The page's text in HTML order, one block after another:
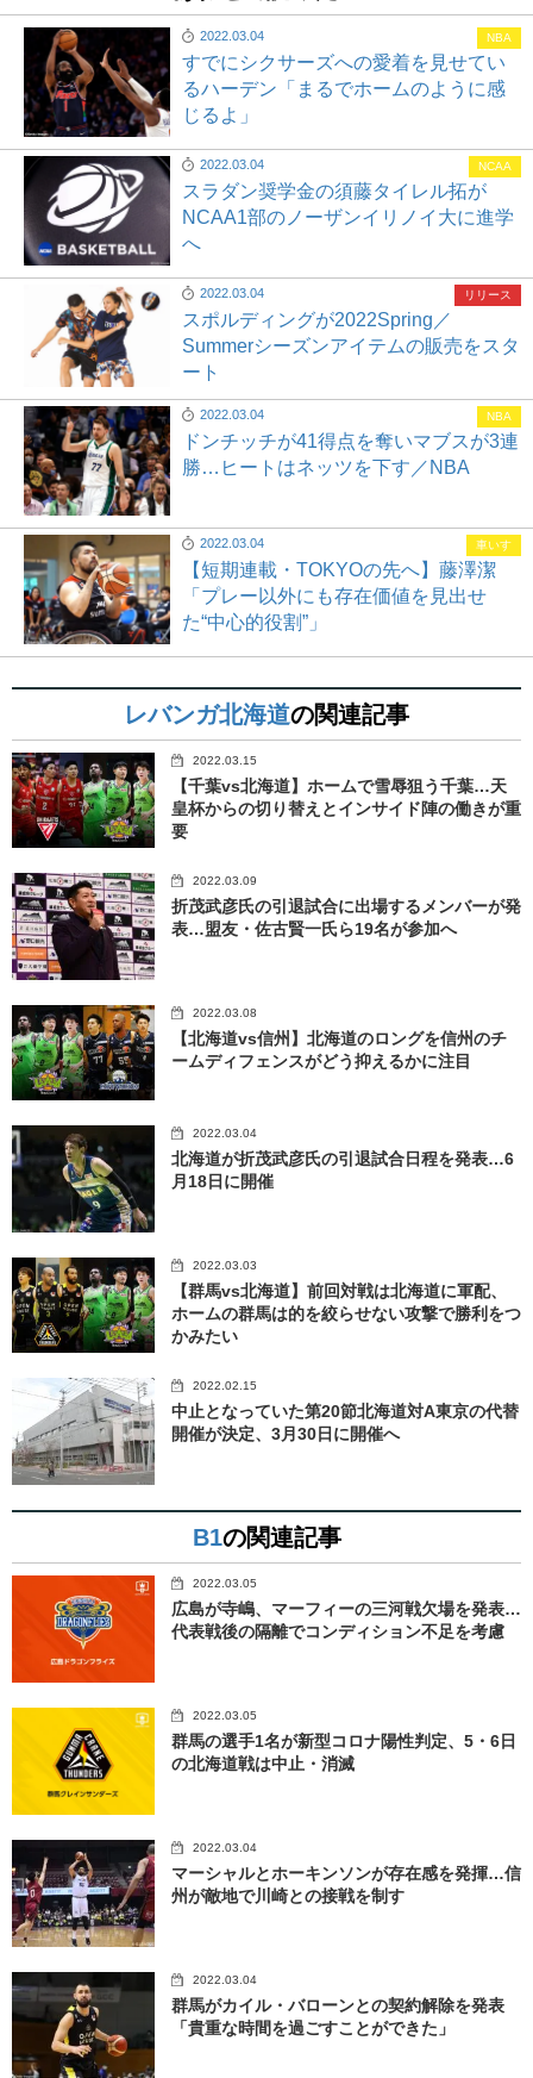
2022.03.04
すでにシクサーズへの愛着を見せてい
るハーデン「まるでホームのように感
じるよ」
NBA
2022.03.04
スラダン奨学金の須藤タイレル拓が
NCAA1部のノーザンイリノイ大に進学
へ
NCAA
2022.03.04
スポルディングが2022Spring／
Summerシーズンアイテムの販売をスタ
ート
リリース
2022.03.04
ドンチッチが41得点を奪いマブスが3連
勝…ヒートはネッツを下す／NBA
NBA
2022.03.04
【短期連載・TOKYOの先へ】藤澤潔
「プレー以外にも存在価値を見出せ
た“中心的役割”」
車いす
レバンガ北海道の関連記事
2022.03.15
【千葉vs北海道】ホームで雪辱狙う千葉…天
皇杯からの切り替えとインサイド陣の働きが重
要
2022.03.09
折茂武彦氏の引退試合に出場するメンバーが発
表…盟友・佐古賢一氏ら19名が参加へ
2022.03.08
【北海道vs信州】北海道のロングを信州のチ
ームディフェンスがどう抑えるかに注目
2022.03.04
北海道が折茂武彦氏の引退試合日程を発表…6
月18日に開催
2022.03.03
【群馬vs北海道】前回対戦は北海道に軍配、
ホームの群馬は的を絞らせない攻撃で勝利をつ
かみたい
2022.02.15
中止となっていた第20節北海道対A東京の代替
開催が決定、3月30日に開催へ
B1の関連記事
2022.03.05
広島が寺嶋、マーフィーの三河戦欠場を発表…
代表戦後の隔離でコンディション不足を考慮
2022.03.05
群馬の選手1名が新型コロナ陽性判定、5・6日
の北海道戦は中止・消滅
2022.03.04
マーシャルとホーキンソンが存在感を発揮…信
州が敵地で川崎との接戦を制す
2022.03.04
群馬がカイル・バローンとの契約解除を発表
「貴重な時間を過ごすことができた」